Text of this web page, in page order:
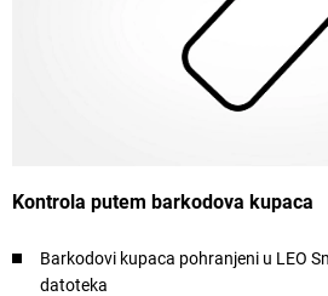
Kontrola putem barkodova kupaca
Barkodovi kupaca pohranjeni u LEO
datoteka